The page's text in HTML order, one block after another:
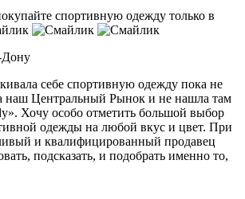
спортивную одежду только в
Дону
себе спортивную одежду пока не
наш Центральный Рынок и не нашла там
Хочу особо отметить большой выбор
одежды на любой вкус и цвет. При
и квалифицированный продавец
подсказать, и подобрать именно то,